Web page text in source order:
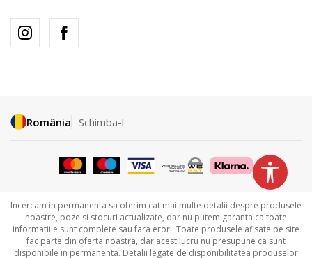
România Schimba-l
Incercam in permanenta sa oferim cat mai multe detalii despre produsele
noastre, poze si stocuri actualizate, dar nu putem garanta ca toate
informatiile sunt complete sau fara erori. Toate produsele afisate pe site
fac parte din oferta noastra, dar acest lucru nu presupune ca sunt
disponibile in permanenta. Detalii legate de disponibilitatea produselor